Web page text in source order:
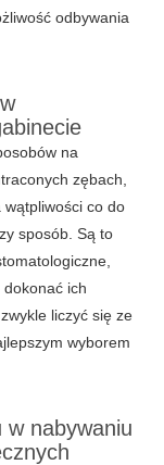
odbywania
na
zębach,
co do
sposób. Są to
ich
liczyć się ze
wyborem
w nabywaniu